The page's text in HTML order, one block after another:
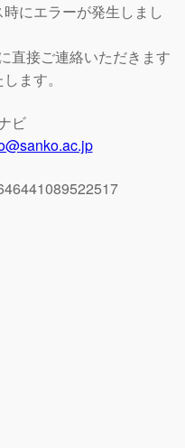
にエラーが発生しまし
直接ご連絡いただきます
ます。
ビ